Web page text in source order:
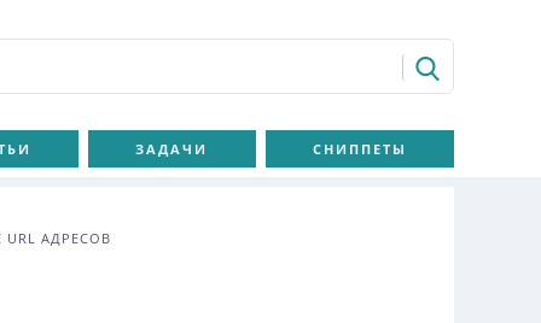
ЗАДАЧИ СНИППЕТЫ
АДРЕСОВ